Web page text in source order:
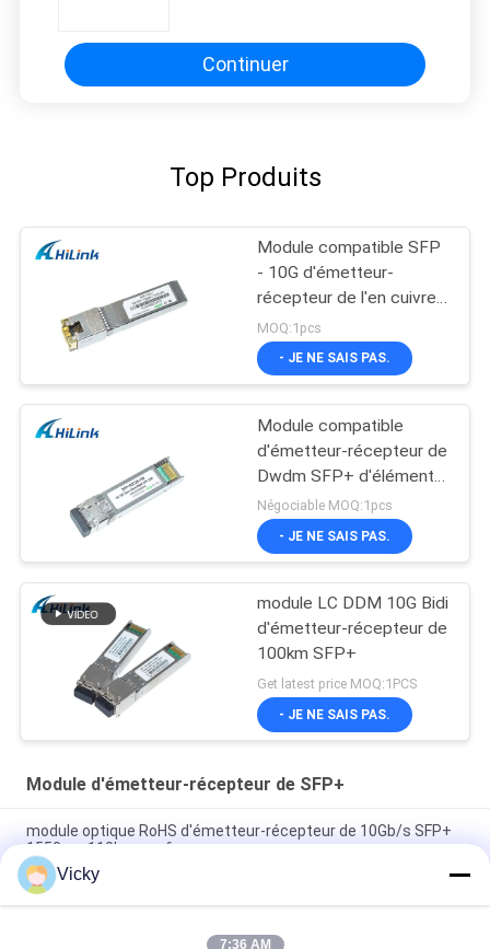
Continuer
Top Produits
Module compatible SFP
- 10G d'émetteur-
récepteur de l'en cuivre
SFP+ de Cisco -
connecteur de T RJ45
MOQ:1pcs
- JE NE SAIS PAS.
Module compatible
d'émetteur-récepteur de
Dwdm SFP+ d'élément
moteur 26db de Cisco
SFP 10G 100KM
Négociable MOQ:1pcs
- JE NE SAIS PAS.
module LC DDM 10G Bidi
d'émetteur-récepteur de
100km SFP+
Get latest price MOQ:1PCS
- JE NE SAIS PAS.
Module d'émetteur-récepteur de SFP+
module optique RoHS d'émetteur-récepteur de 10Gb/s SFP+
1550nm 110km conforme
Émetteur-récepteur BIDI 25 Gbps 40KM 1270/1310nm 40KM
APD LC DOM, émetteurs-récepteurs à fibre optique Ethernet
Vicky
7:36 AM